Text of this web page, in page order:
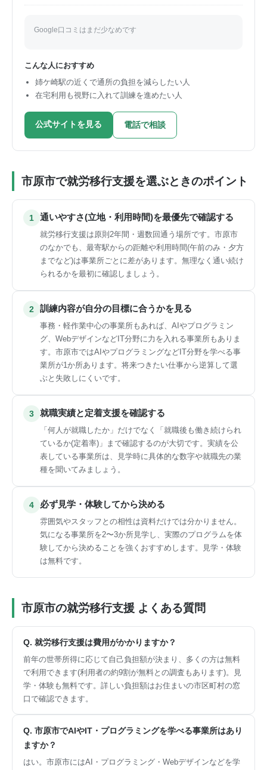
Google口コミはまだ少なめです
こんな人におすすめ
姉ケ崎駅の近くで通所の負担を減らしたい人
在宅利用も視野に入れて訓練を進めたい人
公式サイトを見る 電話で相談
市原市で就労移行支援を選ぶときのポイント
1 通いやすさ(立地・利用時間)を最優先で確認する
就労移行支援は原則2年間・週数回通う場所です。市原市
のなかでも、最寄駅からの距離や利用時間(午前のみ・夕方
までなど)は事業所ごとに差があります。無理なく通い続け
られるかを最初に確認しましょう。
2 訓練内容が自分の目標に合うかを見る
事務・軽作業中心の事業所もあれば、AIやプログラミン
グ、WebデザインなどIT分野に力を入れる事業所もありま
す。市原市ではAIやプログラミングなどIT分野を学べる事
業所が1か所あります。将来つきたい仕事から逆算して選
ぶと失敗しにくいです。
3 就職実績と定着支援を確認する
「何人が就職したか」だけでなく「就職後も働き続けられ
ているか(定着率)」まで確認するのが大切です。実績を公
表している事業所は、見学時に具体的な数字や就職先の業
種を聞いてみましょう。
4 必ず見学・体験してから決める
雰囲気やスタッフとの相性は資料だけでは分かりません。
気になる事業所を2〜3か所見学し、実際のプログラムを体
験してから決めることを強くおすすめします。見学・体験
は無料です。
市原市の就労移行支援 よくある質問
Q. 就労移行支援は費用がかかりますか？
前年の世帯所得に応じて自己負担額が決まり、多くの方は無料
で利用できます(利用者の約9割が無料との調査もあります)。見
学・体験も無料です。詳しい負担額はお住まいの市区町村の窓
口で確認できます。
Q. 市原市でAIやIT・プログラミングを学べる事業所はあり
ますか？
はい。市原市にはAI・プログラミング・Webデザインなどを学